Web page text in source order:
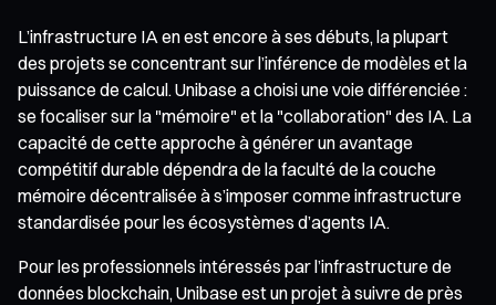
L’infrastructure IA en est encore à ses débuts, la plupart
des projets se concentrant sur l’inférence de modèles et la
puissance de calcul. Unibase a choisi une voie différenciée :
se focaliser sur la "mémoire" et la "collaboration" des IA. La
capacité de cette approche à générer un avantage
compétitif durable dépendra de la faculté de la couche
mémoire décentralisée à s’imposer comme infrastructure
standardisée pour les écosystèmes d’agents IA.
Pour les professionnels intéressés par l’infrastructure de
données blockchain, Unibase est un projet à suivre de près